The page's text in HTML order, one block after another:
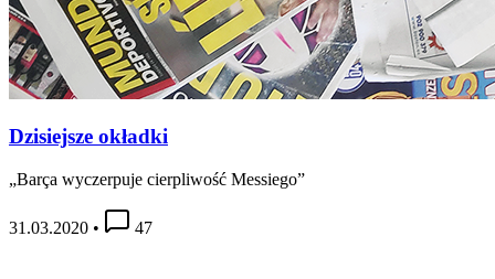
Dzisiejsze okładki
„Barça wyczerpuje cierpliwość Messiego”
31.03.2020 • 47